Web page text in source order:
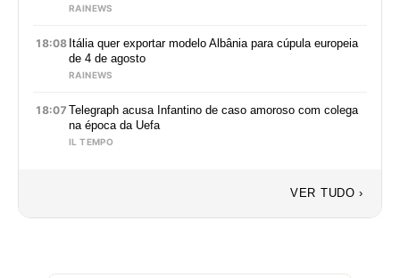
RAINEWS
18:08 Itália quer exportar modelo Albânia para cúpula europeia
de 4 de agosto
RAINEWS
18:07 Telegraph acusa Infantino de caso amoroso com colega
na época da Uefa
IL TEMPO
VER TUDO ›